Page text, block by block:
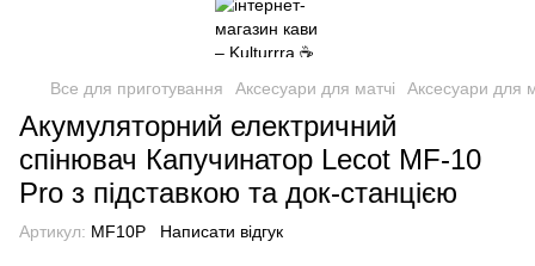
Все для приготування Аксесуари для матчі Аксесуари для
Акумуляторний електричний
спінювач Капучинатор Lecot MF-10
Pro з підставкою та док-станцією
Артикул: MF10P Написати відгук